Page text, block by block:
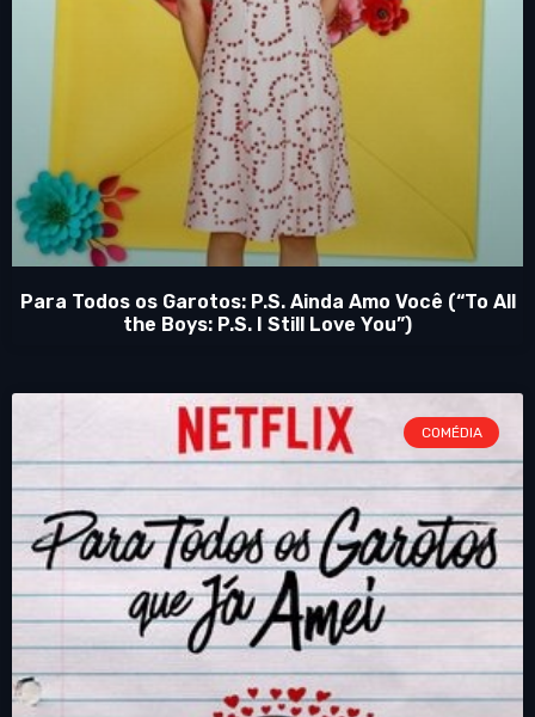
Para Todos os Garotos: P.S. Ainda Amo Você (“To All
the Boys: P.S. I Still Love You”)
COMÉDIA